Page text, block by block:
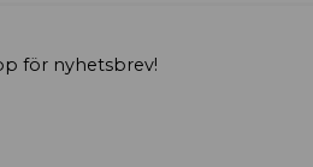
för nyhetsbrev!